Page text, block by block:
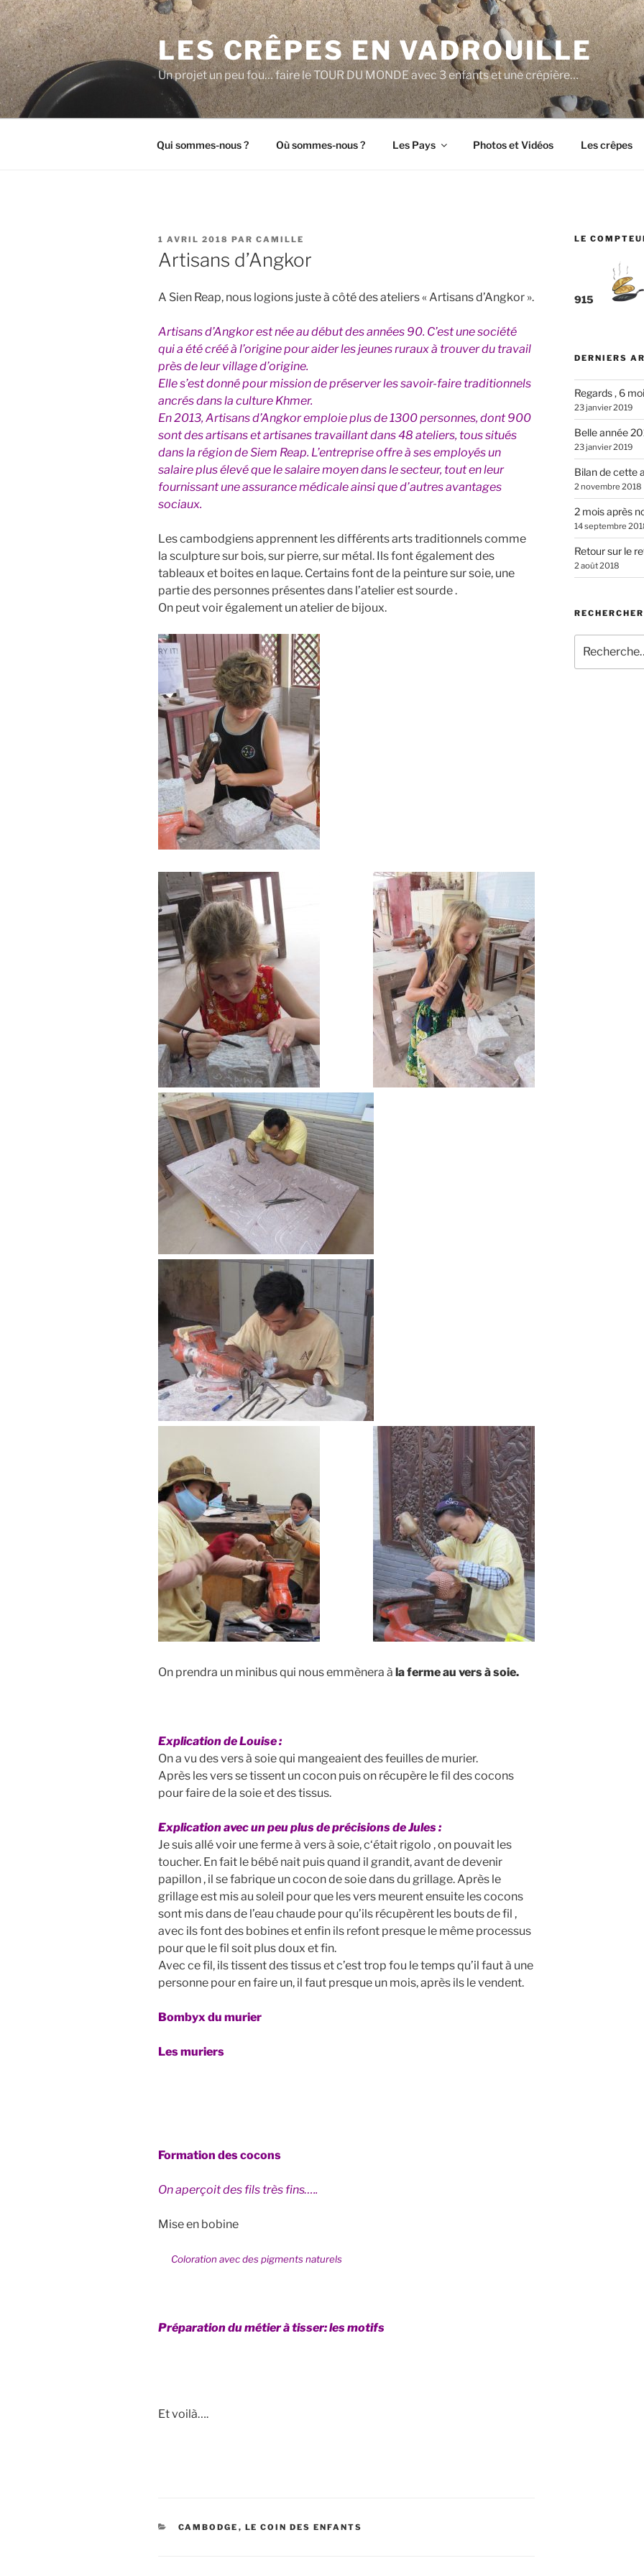
Aller
au
contenu
principal
LES CRÊPES EN VADROUILLE
Un projet un peu fou… faire le TOUR DU MONDE avec 3 enfants et une crêpière…
Qui sommes-nous ? Où sommes-nous ? Les Pays Photos et Vidéos Les crêpes
PUBLIÉ
LE
1 AVRIL 2018 PAR CAMILLE
Artisans d’Angkor
A Sien Reap, nous logions juste à côté des ateliers « Artisans d’Angkor ».
Artisans d’Angkor est née au début des années 90. C’est une société
qui a été créé à l’origine pour aider les jeunes ruraux à trouver du travail
près de leur village d’origine.
Elle s’est donné pour mission de préserver les savoir-faire traditionnels
ancrés dans la culture Khmer.
En 2013, Artisans d’Angkor emploie plus de 1300 personnes, dont 900
sont des artisans et artisanes travaillant dans 48 ateliers, tous situés
dans la région de Siem Reap. L’entreprise offre à ses employés un
salaire plus élevé que le salaire moyen dans le secteur, tout en leur
fournissant une assurance médicale ainsi que d’autres avantages
sociaux.
Les cambodgiens apprennent les différents arts traditionnels comme
la sculpture sur bois, sur pierre, sur métal. Ils font également des
tableaux et boites en laque. Certains font de la peinture sur soie, une
partie des personnes présentes dans l’atelier est sourde .
On peut voir également un atelier de bijoux.
On prendra un minibus qui nous emmènera à la ferme au vers à soie.
Explication de Louise :
On a vu des vers à soie qui mangeaient des feuilles de murier.
Après les vers se tissent un cocon puis on récupère le fil des cocons
pour faire de la soie et des tissus.
Explication avec un peu plus de précisions de Jules :
Je suis allé voir une ferme à vers à soie, c‘était rigolo , on pouvait les
toucher. En fait le bébé nait puis quand il grandit, avant de devenir
papillon , il se fabrique un cocon de soie dans du grillage. Après le
grillage est mis au soleil pour que les vers meurent ensuite les cocons
sont mis dans de l’eau chaude pour qu’ils récupèrent les bouts de fil ,
avec ils font des bobines et enfin ils refont presque le même processus
pour que le fil soit plus doux et fin.
Avec ce fil, ils tissent des tissus et c’est trop fou le temps qu’il faut à une
personne pour en faire un, il faut presque un mois, après ils le vendent.
Bombyx du murier
Les muriers
Formation des cocons
On aperçoit des fils très fins…..
Mise en bobine
Coloration avec des pigments naturels
Préparation du métier à tisser: les motifs
Et voilà….
CATÉGORIES
CAMBODGE , LE COIN DES ENFANTS
LE
915
DERNIERS
Regards , 6
23 janvier 2019
Belle année
23 janvier 2019
Bilan de cette
2 novembre 2018
2 mois après
14 septembre
Retour sur le
2 août 2018
RECHERCHER
pour
: